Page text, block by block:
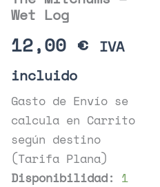
Wet Log
12,00 € IVA
incluido
Gasto de Envío se
calcula en Carrito
según destino
(Tarifa Plana)
Disponibilidad: 1